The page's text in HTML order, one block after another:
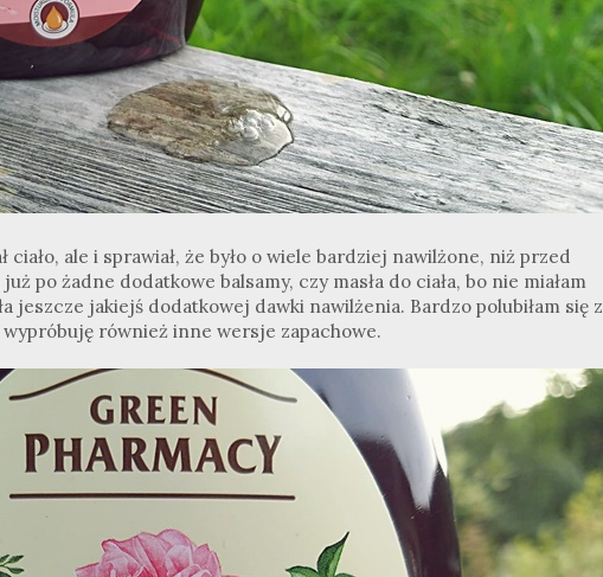
ale i sprawiał, że było o wiele bardziej nawilżone, niż przed
po żadne dodatkowe balsamy, czy masła do ciała, bo nie miałam
jeszcze jakiejś dodatkowej dawki nawilżenia. Bardzo polubiłam się z
również inne wersje zapachowe.